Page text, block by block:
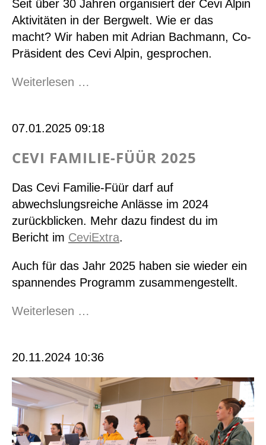
Seit über 30 Jahren organisiert der Cevi Alpin
Aktivitäten in der Bergwelt. Wie er das
macht? Wir haben mit Adrian Bachmann, Co-
Präsident des Cevi Alpin, gesprochen.
Weiterlesen …
die
Gipfelstürmer
im
Cevi
07.01.2025 09:18
CEVI FAMILIE-FÜÜR 2025
Das Cevi Familie-Füür darf auf
abwechslungsreiche Anlässe im 2024
zurückblicken. Mehr dazu findest du im
Bericht im CeviExtra.
Auch für das Jahr 2025 haben sie wieder ein
spannendes Programm zusammengestellt.
Weiterlesen …
2025
20.11.2024 10:36